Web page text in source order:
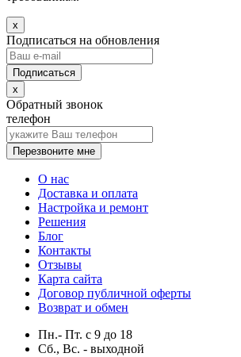
x
Подписаться на обновления
x
Обратный звонок
телефон
Перезвоните мне
О нас
Доставка и оплата
Настройка и ремонт
Решения
Блог
Контакты
Отзывы
Карта сайта
Договор публичной оферты
Возврат и обмен
Пн.- Пт. с 9 до 18
Сб., Вс. - выходной